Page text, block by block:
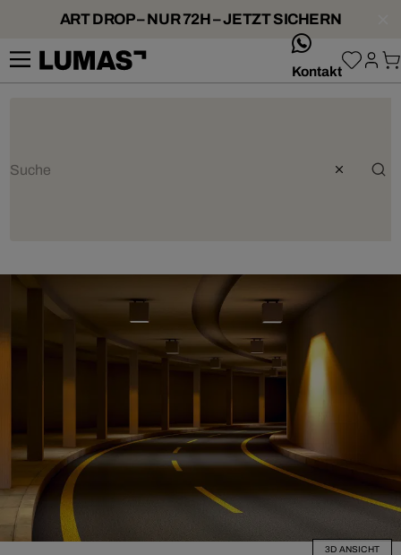
ART DROP – NUR 72H – JETZT SICHERN
Kontakt
3D ANSICHT